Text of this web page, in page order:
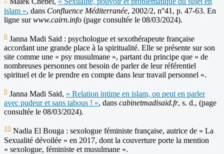
islam », dans Confluence Méditerranée, 2002/2, n°41, p. 47-63. En
ligne surwww.cairn.info (page consultée le 08/03/2024).
8 Janna Madi Said : psychologue et sexothérapeute française
accordant une grande place à la spiritualité. Elle se présente sur son
site comme une « psy musulmane », partant du principe que « de
nombreuses personnes ont besoin de parler de leur référentiel
spirituel et de le prendre en compte dans leur travail personnel ».
9 Janna Madi Said, « Relation intime en islam, on peut en parler
avec pudeur et sans tabous ! », dans cabinetmadisaid.fr, s. d., (page
consultée le 08/03/2024).
10 Nadia El Bouga : sexologue féministe française, autrice de « La
Sexualité dévoilée » en 2017, dont la couverture porte la mention
« sexologue, féministe et musulmane ».